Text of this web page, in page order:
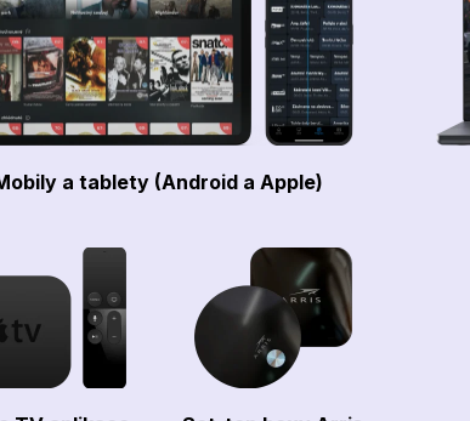
a tablety (Android a Apple)